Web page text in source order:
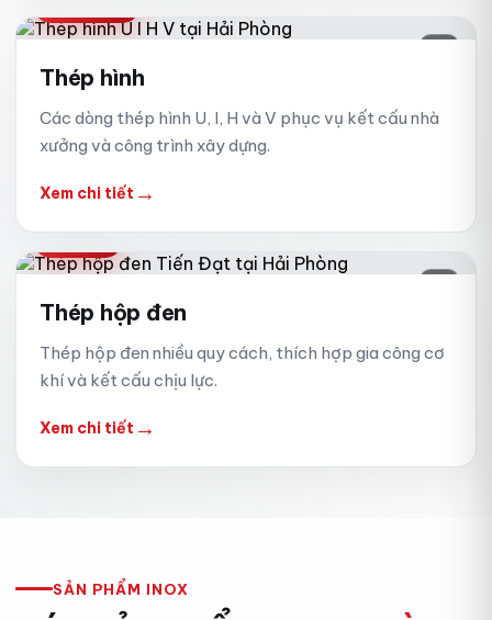
Thép hình
Các dòng thép hình U, I, H và V phục vụ kết cấu nhà
xưởng và công trình xây dựng.
Xem chi tiết →
Thép hộp đen
Thép hộp đen nhiều quy cách, thích hợp gia công cơ
khí và kết cấu chịu lực.
Xem chi tiết →
SẢN PHẨM INOX